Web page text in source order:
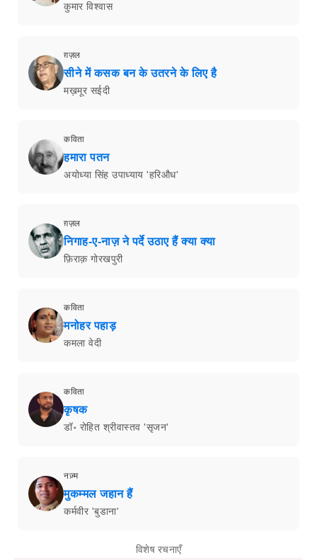
कुमार विश्वास
ग़ज़ल
सीने में कसक बन के उतरने के लिए है
मख़मूर सईदी
कविता
हमारा पतन
अयोध्या सिंह उपाध्याय 'हरिऔध'
ग़ज़ल
निगाह-ए-नाज़ ने पर्दे उठाए हैं क्या क्या
फ़िराक़ गोरखपुरी
कविता
मनोहर पहाड़
कमला वेदी
कविता
कृषक
डॉ॰ रोहित श्रीवास्तव 'सृजन'
नज़्म
मुकम्मल जहान हैं
कर्मवीर 'बुडाना'
विशेष रचनाएँ